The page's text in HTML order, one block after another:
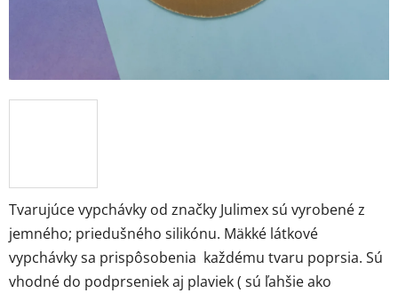
Tvarujúce vypchávky od značky Julimex sú vyrobené z
jemného; priedušného silikónu. Mäkké látkové
vypchávky sa prispôsobenia každému tvaru poprsia. Sú
vhodné do podprseniek aj plaviek ( sú ľahšie ako